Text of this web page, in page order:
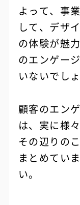
よって、事
して、デザ
の体験が魅
のエンゲー
いないでしょ
顧客のエン
は、実に様
その辺りの
まとめてい
い。